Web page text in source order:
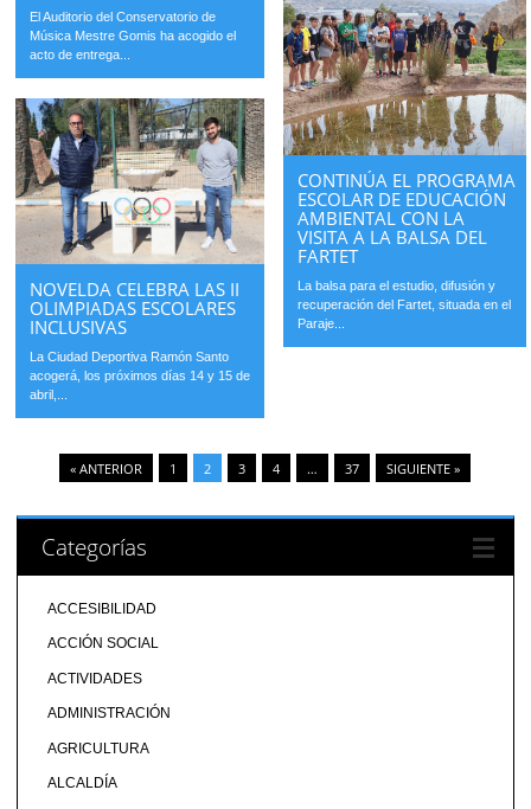
El Auditorio del Conservatorio de
Música Mestre Gomis ha acogido el
acto de entrega...
CONTINÚA EL PROGRAMA
ESCOLAR DE EDUCACIÓN
AMBIENTAL CON LA
VISITA A LA BALSA DEL
FARTET
La balsa para el estudio, difusión y
recuperación del Fartet, situada en el
Paraje...
NOVELDA CELEBRA LAS II
OLIMPIADAS ESCOLARES
INCLUSIVAS
La Ciudad Deportiva Ramón Santo
acogerá, los próximos días 14 y 15 de
abril,...
« ANTERIOR 1 2 3 4 … 37 SIGUIENTE »
Categorías
ACCESIBILIDAD
ACCIÓN SOCIAL
ACTIVIDADES
ADMINISTRACIÓN
AGRICULTURA
ALCALDÍA